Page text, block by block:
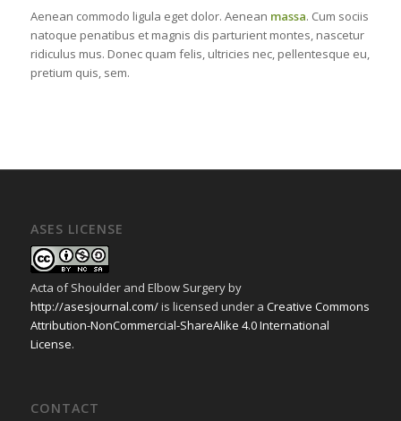
Aenean commodo ligula eget dolor. Aenean massa. Cum sociis
natoque penatibus et magnis dis parturient montes, nascetur
ridiculus mus. Donec quam felis, ultricies nec, pellentesque eu,
pretium quis, sem.
ASES LICENSE
Acta of Shoulder and Elbow Surgeryby
http://asesjournal.com/is licensed under a Creative Commons
Attribution-NonCommercial-ShareAlike 4.0 International
License.
CONTACT